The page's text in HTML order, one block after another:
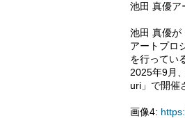
池田 真優ア
池田 真優が
アートプロ
を行ってい
2025年9月
uri」で開催
画像4: